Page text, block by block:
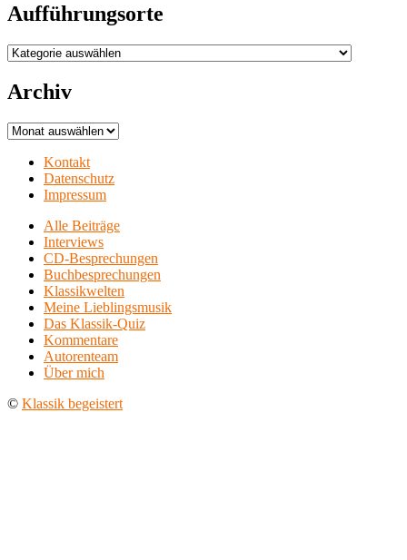
Aufführungsorte
Aufführungsorte
Archiv
Archiv
Kontakt
Datenschutz
Impressum
Alle Beiträge
Interviews
CD-Besprechungen
Buchbesprechungen
Klassikwelten
Meine Lieblingsmusik
Das Klassik-Quiz
Kommentare
Autorenteam
Über mich
© Klassik begeistert